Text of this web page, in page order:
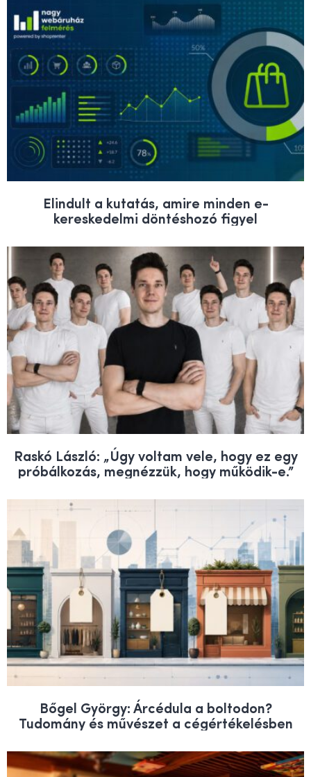
Elindult a kutatás, amire minden e-
kereskedelmi döntéshozó figyel
Raskó László: „Úgy voltam vele, hogy ez egy
próbálkozás, megnézzük, hogy működik-e.”
Bőgel György: Árcédula a boltodon?
Tudomány és művészet a cégértékelésben